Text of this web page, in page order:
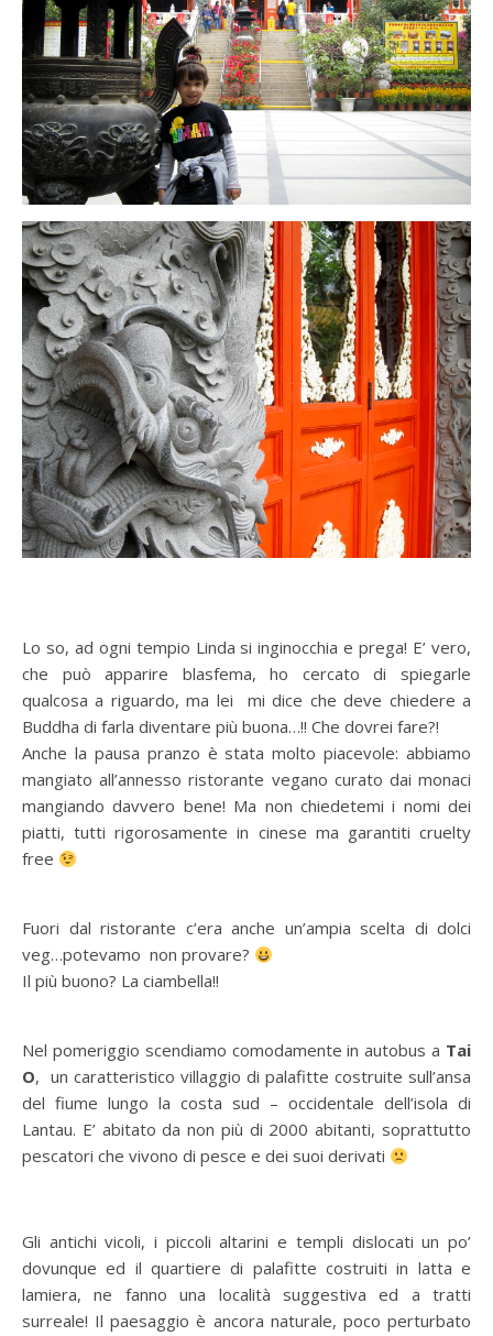
Lo so, ad ogni tempio Linda si inginocchia e prega! E’ vero,
che può apparire blasfema, ho cercato di spiegarle
qualcosa a riguardo, ma lei mi dice che deve chiedere a
Buddha di farla diventare più buona…!! Che dovrei fare?!
Anche la pausa pranzo è stata molto piacevole: abbiamo
mangiato all’annesso ristorante vegano curato dai monaci
mangiando davvero bene! Ma non chiedetemi i nomi dei
piatti, tutti rigorosamente in cinese ma garantiti cruelty
free
Fuori dal ristorante c’era anche un’ampia scelta di dolci
veg…potevamo non provare?
Il più buono? La ciambella!!
Nel pomeriggio scendiamo comodamente in autobus a Tai
O, un caratteristico villaggio di palafitte costruite sull’ansa
del fiume lungo la costa sud – occidentale dell’isola di
Lantau. E’ abitato da non più di 2000 abitanti, soprattutto
pescatori che vivono di pesce e dei suoi derivati
Gli antichi vicoli, i piccoli altarini e templi dislocati un po’
dovunque ed il quartiere di palafitte costruiti in latta e
lamiera, ne fanno una località suggestiva ed a tratti
surreale! Il paesaggio è ancora naturale, poco perturbato